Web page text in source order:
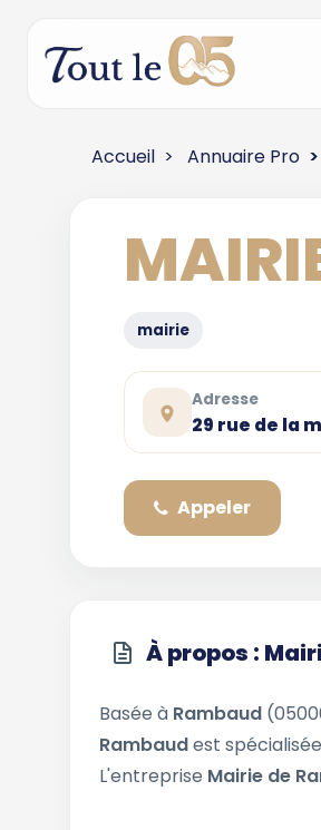
Accueil Annuaire Pro
mairie
Adresse
29 rue de la
Appeler
À propos :
Basée à Rambaud
Rambaudest
L'entreprise Mairie de